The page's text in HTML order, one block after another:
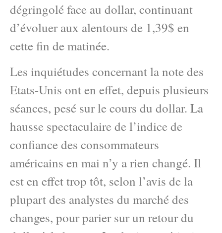
dégringolé face au dollar, continuant
d’évoluer aux alentours de 1,39$ en
cette fin de matinée.
Les inquiétudes concernant la note des
Etats-Unis ont en effet, depuis plusieurs
séances, pesé sur le cours du dollar. La
hausse spectaculaire de l’indice de
confiance des consommateurs
américains en mai n’y a rien changé. Il
est en effet trop tôt, selon l’avis de la
plupart des analystes du marché des
changes, pour parier sur un retour du